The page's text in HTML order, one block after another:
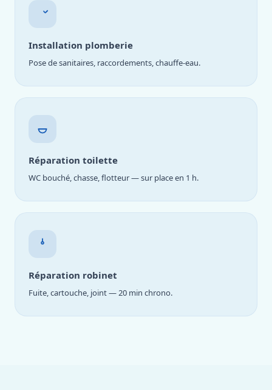
Installation plomberie
Pose de sanitaires, raccordements, chauffe-eau.
Réparation toilette
WC bouché, chasse, flotteur — sur place en 1 h.
Réparation robinet
Fuite, cartouche, joint — 20 min chrono.